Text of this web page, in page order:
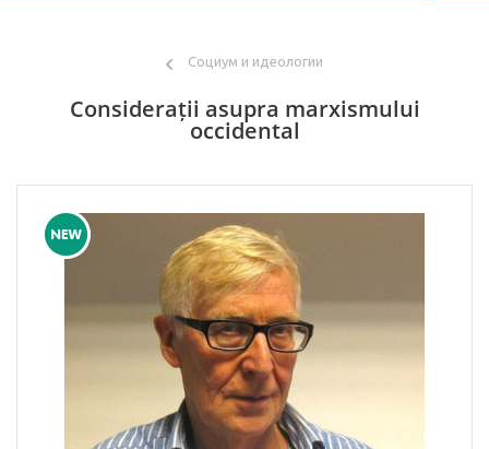
Социум и идеологии
Considerații asupra marxismului
occidental